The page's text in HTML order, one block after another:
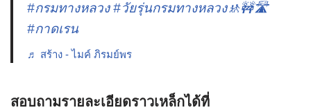
#กรมทางหลวง #วัยรุ่นกรมทางหลวง🚸🚧🛣️
#กาดเรน
♬ สร้าง - ไมค์ ภิรมย์พร
สอบถามรายละเอียดราวเหล็กได้ที่